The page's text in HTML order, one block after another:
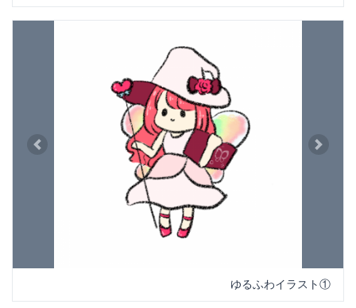
Previous Next
ゆるふわイラスト①